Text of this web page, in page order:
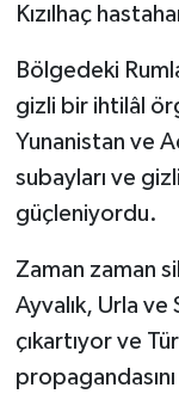
Kızılhaç
Bölgedeki
gizli bir ihtilâl
Yunanistan ve
subayları ve
güçleniyordu.
Zaman zaman
Ayvalık, Urla
çıkartıyor ve